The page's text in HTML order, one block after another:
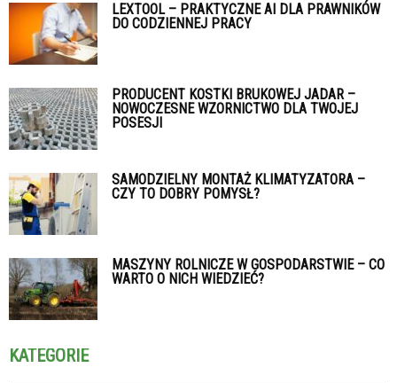
LEXTOOL – PRAKTYCZNE AI DLA PRAWNIKÓW
DO CODZIENNEJ PRACY
PRODUCENT KOSTKI BRUKOWEJ JADAR –
NOWOCZESNE WZORNICTWO DLA TWOJEJ
POSESJI
SAMODZIELNY MONTAŻ KLIMATYZATORA –
CZY TO DOBRY POMYSŁ?
MASZYNY ROLNICZE W GOSPODARSTWIE – CO
WARTO O NICH WIEDZIEĆ?
KATEGORIE